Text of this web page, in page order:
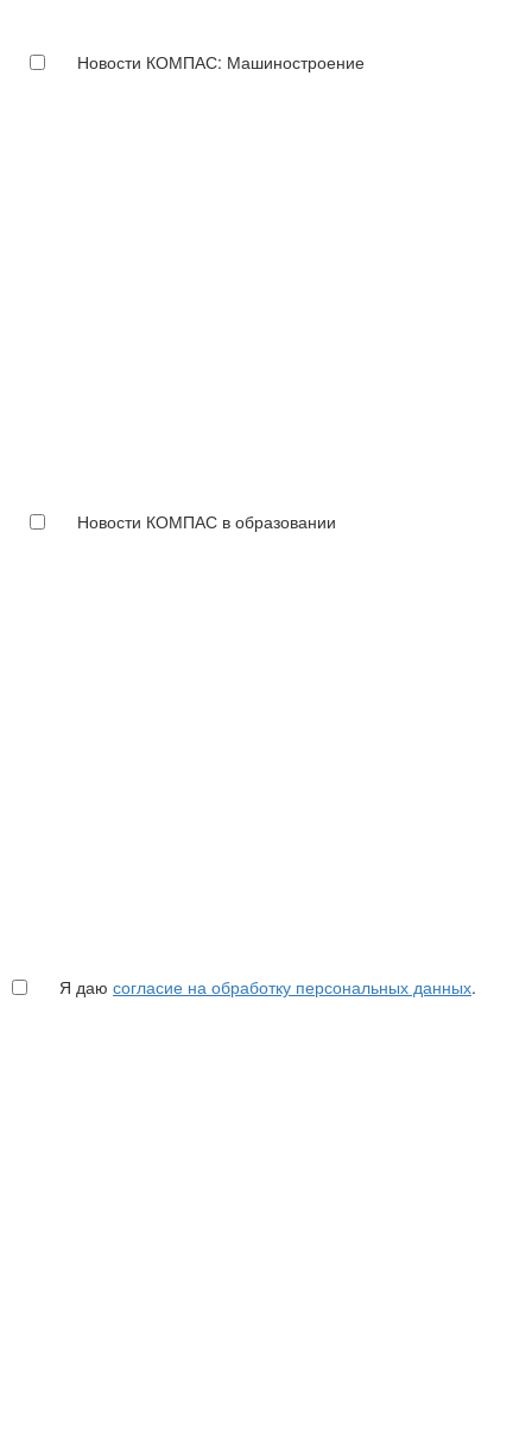
Новости КОМПАС: Машиностроение
Новости КОМПАС в образовании
Я даю согласие на обработку персональных данных.